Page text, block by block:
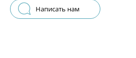
Написать нам